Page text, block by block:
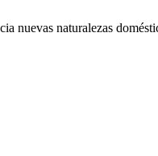
nuevas naturalezas